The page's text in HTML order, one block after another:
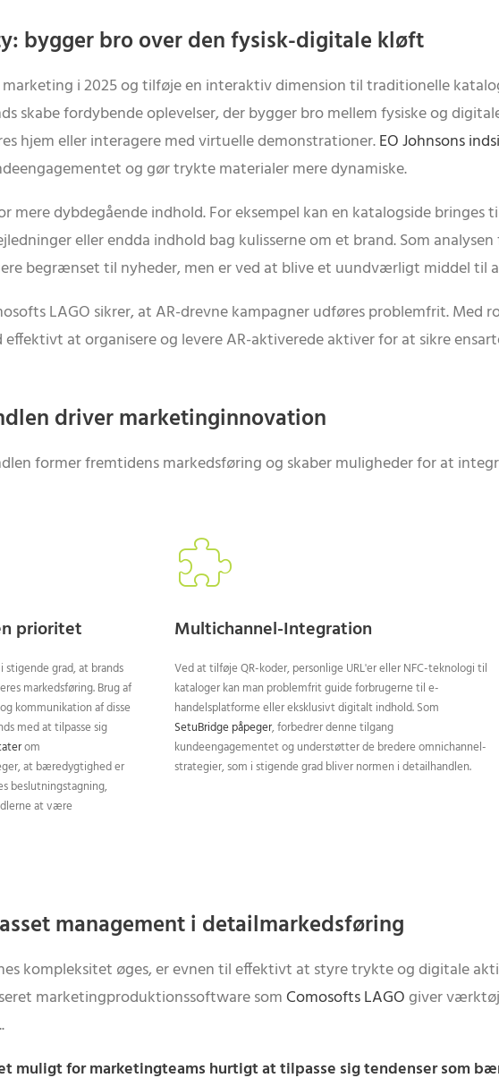
bygger bro over den fysisk-digitale kløft
i 2025 og tilføje en interaktiv dimension til traditionelle
skabe fordybende oplevelser, der bygger bro mellem fysiske og
hjem eller interagere med virtuelle demonstrationer.EO Johnsons
og gør trykte materialer mere dynamiske.
mere dybdegående indhold. For eksempel kan en katalogside bringes
eller endda indhold bag kulisserne om et brand. Som analysen
begrænset til nyheder, men er ved at blive et uundværligt middel til
LAGO sikrer, at AR-drevne kampagner udføres problemfrit.
at organisere og levere AR-aktiverede aktiver for at sikre
driver marketinginnovation
former fremtidens markedsføring og skaber muligheder for at
prioritet
grad, at brands
markedsføring. Brug af
kommunikation af disse
med at tilpasse sig
om
at bæredygtighed er
beslutningstagning,
at være
Multichannel-Integration
Ved at tilføje QR-koder, personlige URL'er eller NFC-teknologi til
kataloger kan man problemfrit guide forbrugerne til e-
handelsplatforme eller eksklusivt digitalt indhold. Som
SetuBridge påpeger, forbedrer denne tilgang
kundeengagementet og understøtter de bredere omnichannel-
strategier, som i stigende grad bliver normen i detailhandlen.
management i detailmarkedsføring
kompleksitet øges, er evnen til effektivt at styre trykte og digitale
marketingproduktionssoftware som Comosofts LAGOgiver
muligt for marketingteams hurtigt at tilpasse sig tendenser som